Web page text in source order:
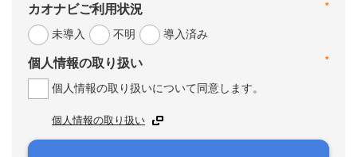
*
カオナビご利用状況
未導入
不明 導入済み
*
個人情報の取り扱い
個人情報の取り扱いについて同意します。
個人情報の取り扱い